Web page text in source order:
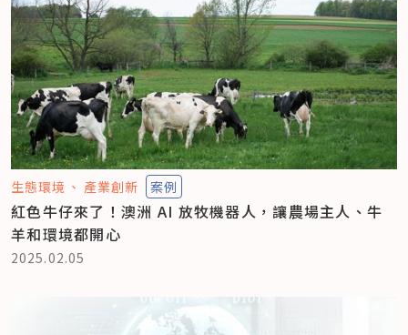
生態環境 產業創新 案例
紅色牛仔來了！澳洲 AI 放牧機器人，讓農場主人、牛
羊和環境都開心
2025.02.05